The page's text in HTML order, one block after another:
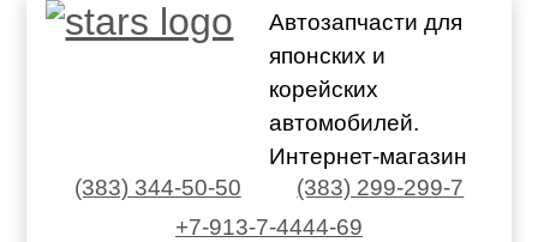
Автозапчасти для
японских и
корейских
автомобилей.
Интернет-магазин
(383) 344-50-50
(383) 299-299-7
+7-913-7-4444-69